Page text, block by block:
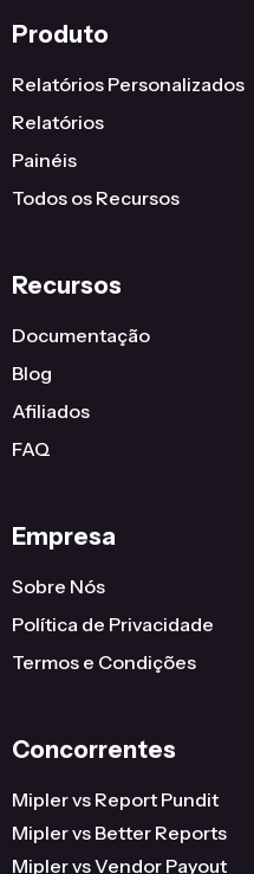
Produto
Relatórios Personalizados
Relatórios
Painéis
Todos os Recursos
Recursos
Documentação
Blog
Afiliados
FAQ
Empresa
Sobre Nós
Política de Privacidade
Termos e Condições
Concorrentes
Mipler vs Report Pundit
Mipler vs Better Reports
Mipler vs Vendor Payout